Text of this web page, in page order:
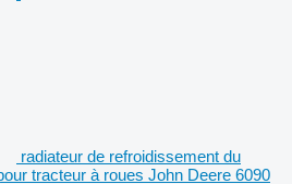
radiateur de refroidissement du
tracteur à roues John Deere 6090